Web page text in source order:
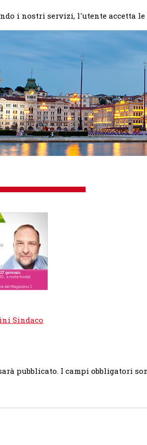
Home
Sindaco
pubblicato. I campi obbligatori
i nostri servizi, l'utente accetta